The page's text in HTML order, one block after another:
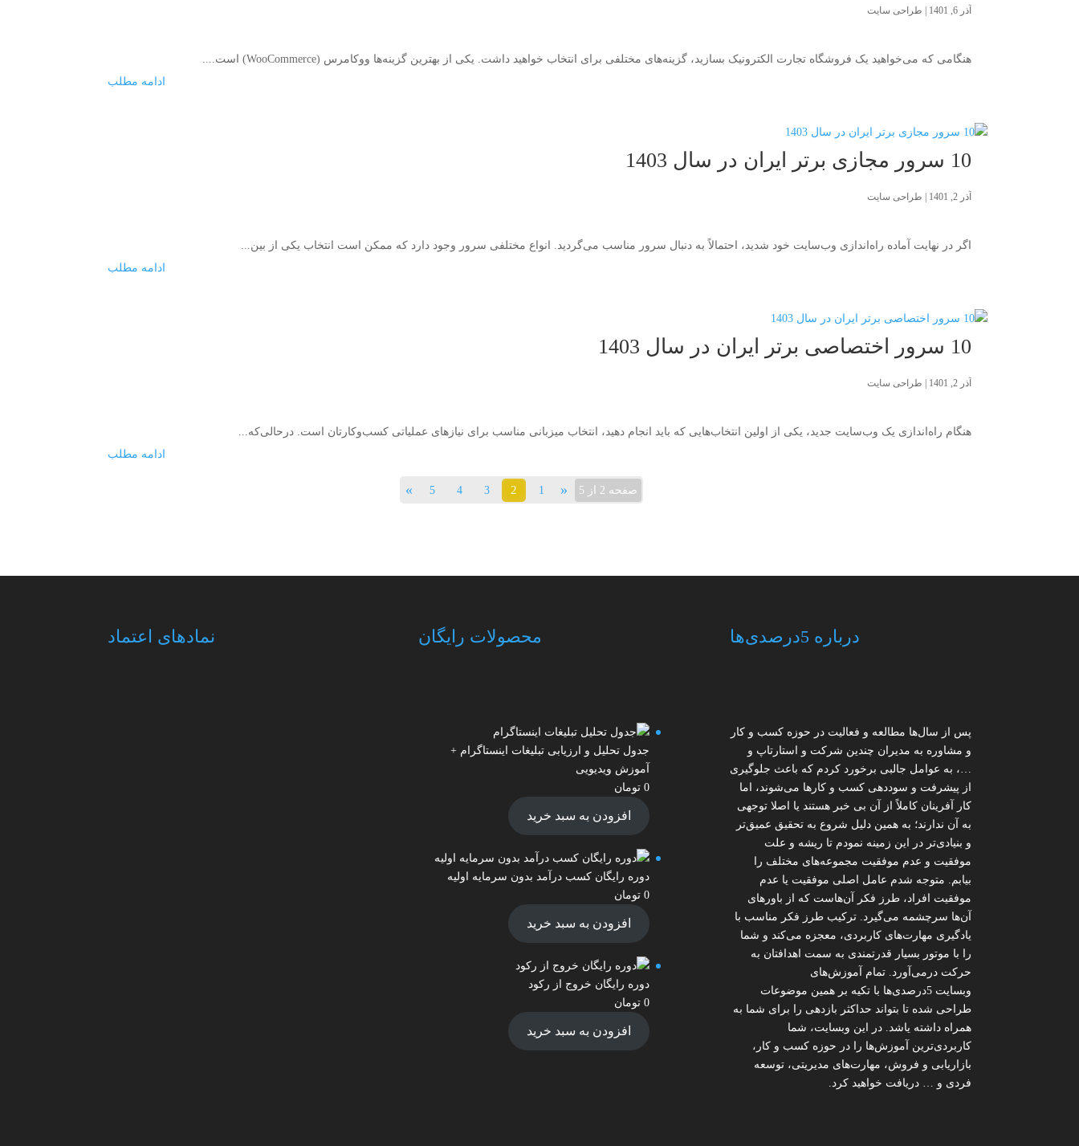
آذر 6, 1401 | طراحی سایت
هنگامی که می‌خواهید یک فروشگاه تجارت الکترونیک بسازید، گزینه‌های مختلفی برای انتخاب خواهید داشت. یکی از بهترین گزینه‌ها ووکامرس (WooCommerce) است....
ادامه مطلب
10 سرور مجازی برتر ایران در سال 1403
آذر 2, 1401 | طراحی سایت
اگر در نهایت آماده راه‌اندازی وب‌سایت خود شدید، احتمالاً به دنبال سرور مناسب می‌گردید. انواع مختلفی سرور وجود دارد که ممکن است انتخاب یکی از بین...
ادامه مطلب
10 سرور اختصاصی برتر ایران در سال 1403
آذر 2, 1401 | طراحی سایت
هنگام راه‌اندازی یک وب‌سایت جدید، یکی از اولین انتخاب‌هایی که باید انجام دهید، انتخاب میزبانی مناسب برای نیازهای عملیاتی کسب‌وکارتان است. درحالی‌که...
ادامه مطلب
صفحه 2 از 5 «
1
2
3
4
5
»
نمادهای اعتماد محصولات رایگان
جدول تحلیل و ارزیابی تبلیغات اینستاگرام +
آموزش ویدیویی
0 تومان
افزودن به سبد خرید
دوره رایگان کسب درآمد بدون سرمایه اولیه
0 تومان
افزودن به سبد خرید
دوره رایگان خروج از رکود
0 تومان
افزودن به سبد خرید
درباره 5درصدی‌ها
پس از سال‌ها مطالعه و فعالیت در حوزه کسب و کار
و مشاوره به مدیران چندین شرکت و استارتاپ و
…، به عوامل جالبی برخورد کردم که باعث جلوگیری
از پیشرفت و سوددهی کسب و کارها می‌شوند، اما
کار آفرینان کاملاً از آن بی خبر هستند یا اصلا توجهی
به آن ندارند؛ به همین دلیل شروع به تحقیق عمیق‌تر
و بنیادی‌تر در این زمینه نمودم تا ریشه و علت
موفقیت و عدم موفقیت مجموعه‌های مختلف را
بیابم. متوجه شدم عامل اصلی موفقیت یا عدم
موفقیت افراد، طرز فکر آن‌هاست که از باورهای
آن‌ها سرچشمه می‌گیرد. ترکیب طرز فکر مناسب با
یادگیری مهارت‌های کاربردی، معجزه می‌کند و شما
را با موتور بسیار قدرتمندی به سمت اهدافتان به
حرکت درمی‌آورد. تمام آموزش‌های
وبسایت 5درصدی‌ها با تکیه بر همین موضوعات
طراحی شده تا بتواند حداکثر بازدهی را برای شما به
همراه داشته یاشد. در این وبسایت، شما
کاربردی‌ترین آموزش‌ها را در حوزه کسب و کار،
بازاریابی و فروش، مهارت‌های مدیریتی، توسعه
فردی و … دریافت خواهید کرد.